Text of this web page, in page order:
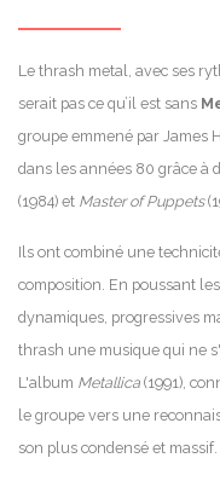
Le thrash metal, avec ses
serait pas ce qu’il est sans
groupe emmené par James
dans les années 80 grâce à
(1984) et Master of Puppets
Ils ont combiné une
composition. En poussant
dynamiques, progressives
thrash une musique qui ne
L'album Metallica (1991),
le groupe vers une
son plus condensé et massif.